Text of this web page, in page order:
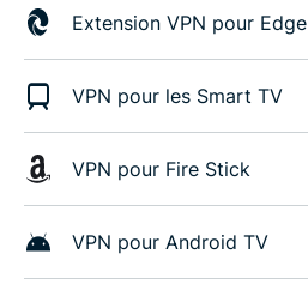
Extension VPN pour Edge
VPN pour les Smart TV
VPN pour Fire Stick
VPN pour Android TV